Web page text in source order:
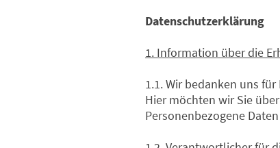
Datenschutzerklärung
1. Information über die
1.1. Wir bedanken uns
Hier möchten wir Sie
Personenbezogene